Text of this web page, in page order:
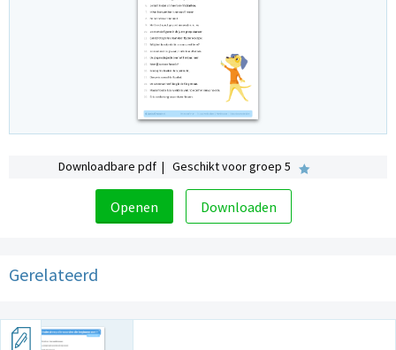
Downloadbare pdf | Geschikt voor groep 5
Openen Downloaden
Gerelateerd